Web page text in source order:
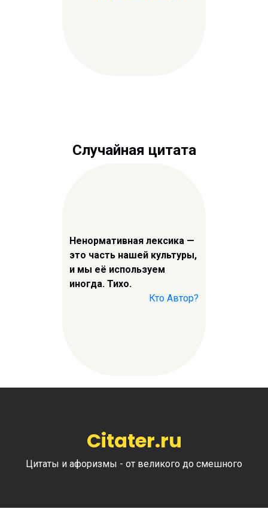
Случайная цитата
Ненормативная лексика —
это часть нашей культуры,
и мы её используем
иногда. Тихо.
Кто Автор?
Citater.ru
Цитаты и афоризмы - от великого до смешного